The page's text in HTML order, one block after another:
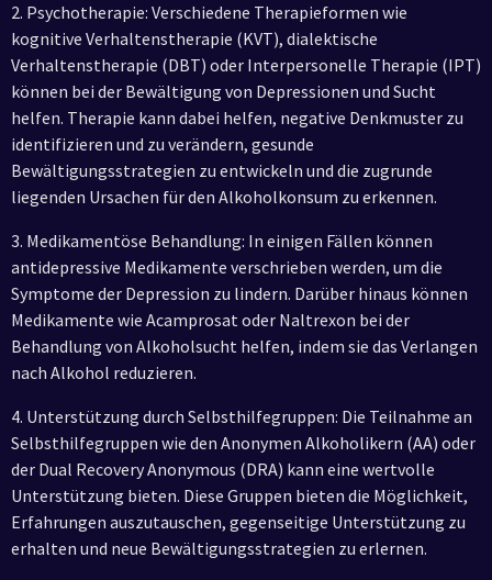
2. Psychotherapie: Verschiedene Therapieformen wie
kognitive Verhaltenstherapie (KVT), dialektische
Verhaltenstherapie (DBT) oder Interpersonelle Therapie (IPT)
können bei der Bewältigung von Depressionen und Sucht
helfen. Therapie kann dabei helfen, negative Denkmuster zu
identifizieren und zu verändern, gesunde
Bewältigungsstrategien zu entwickeln und die zugrunde
liegenden Ursachen für den Alkoholkonsum zu erkennen.
3. Medikamentöse Behandlung: In einigen Fällen können
antidepressive Medikamente verschrieben werden, um die
Symptome der Depression zu lindern. Darüber hinaus können
Medikamente wie Acamprosat oder Naltrexon bei der
Behandlung von Alkoholsucht helfen, indem sie das Verlangen
nach Alkohol reduzieren.
4. Unterstützung durch Selbsthilfegruppen: Die Teilnahme an
Selbsthilfegruppen wie den Anonymen Alkoholikern (AA) oder
der Dual Recovery Anonymous (DRA) kann eine wertvolle
Unterstützung bieten. Diese Gruppen bieten die Möglichkeit,
Erfahrungen auszutauschen, gegenseitige Unterstützung zu
erhalten und neue Bewältigungsstrategien zu erlernen.